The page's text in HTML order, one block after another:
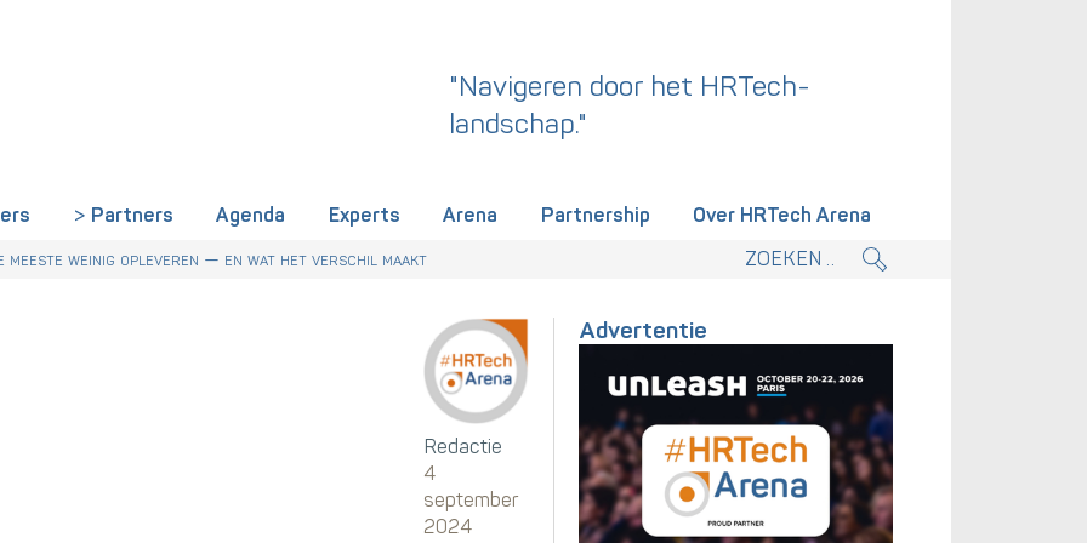
"Navigeren door het HRTech-
landschap."
Partners Agenda Experts Arena Partnership
Over HRTech Arena
kabinet. Skills-gerichte arbeidsmarkt onderdeel actieplan.
een gemeenschappelijke skillstaal nodig heeft
dit een wake-up call is voor HR in Nederland
meeste weinig opleveren — en wat het verschil maakt
Redactie
4
september
2024
Advertentie